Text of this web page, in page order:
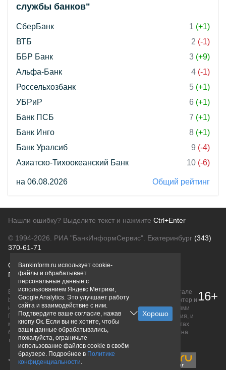
службы банков"
СберБанк 1 (+1)
ВТБ
2 (-1)
ББР Банк
3 (+9)
Альфа-Банк
4 (-1)
Россельхозбанк
5 (+1)
УБРиР
6 (+1)
Банк ПСБ
7 (+1)
Банк Инго
8 (+1)
Банк Уралсиб
9 (-4)
Азиатско-Тихоокеанский Банк
10 (-6)
на 06.08.2026 Общий рейтинг
Нашли ошибку? Выделите текст и нажмите Ctrl+Enter
© 1994-2026. РИА "БанкИнформСервис". Екатеринбург (343)
370-61-71
О проектеПолитика конфиденциальности
Правовая информацияДля рекламодателей
Вся информация о продуктах банков, размещенная на портале
bankinform.ru, носит исключительно ознакомительный характер и
не является публичной офертой, определяемой положениями
ГК РФ. Информация не содержит точного и полного описания, и
может быть изменена. Конечные условия уточняйте на сайтах
банков или при личном обращении. Исключительное право на
товарные знаки принадлежит их правообладателям.
16+
Bankinform.ru использует cookie-
файлы и обрабатывает
персональные данные с
использованием Яндекс Метрики,
Google Analytics. Это улучшает работу
сайта и взаимодействие с ним.
Подтвердите ваше согласие, нажав
кнопу Ок. Если вы не хотите, чтобы
ваши данные обрабатывались,
пожалуйста, ограничьте
использование файлов cookie в своём
браузере. Подробнее в Политике
конфиденциальности.